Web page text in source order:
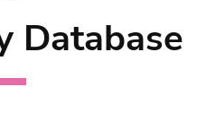
Database